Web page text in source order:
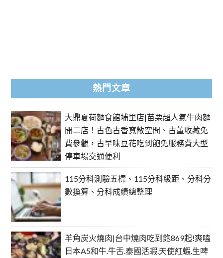
熱門文章
大鼎夏荷麵食館埔里店|苗栗超人氣牛肉麵
開二店！古色古香寬敞空間、古董收藏免
費參觀，古早味豆花吃到飽免服務費大型
停車場交通便利
115分科測驗五標、115分科級距、分科分
數換算、分科成績總整理
羊角炭火燒肉|台中燒肉吃到飽869起!爽嗑
日本A5和牛.牛舌.泰國活蝦.天使紅蝦.生啤